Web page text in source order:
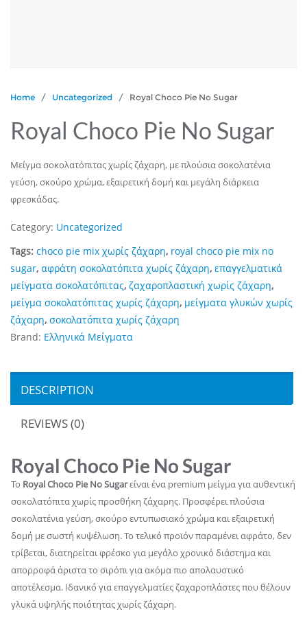
Home / Uncategorized / Royal Choco Pie No Sugar
Royal Choco Pie No Sugar
Μείγμα σοκολατόπιτας χωρίς ζάχαρη, με πλούσια σοκολατένια
γεύση, σκούρο χρώμα, εξαιρετική δομή και μεγάλη διάρκεια
φρεσκάδας.
Category: Uncategorized
Tags: choco pie mix χωρίς ζάχαρη, royal choco pie mix no
sugar, αφράτη σοκολατόπιτα χωρίς ζάχαρη, επαγγελματικά
μείγματα σοκολατόπιτας, ζαχαροπλαστική χωρίς ζάχαρη,
μείγμα σοκολατόπιτας χωρίς ζάχαρη, μείγματα γλυκών χωρίς
ζάχαρη, σοκολατόπιτα χωρίς ζάχαρη
Brand: Ελληνικά Μείγματα
DESCRIPTION
REVIEWS (0)
Royal Choco Pie No Sugar
Το Royal Choco Pie No Sugarείναι ένα premium μείγμα για αυθεντική
σοκολατόπιτα χωρίς προσθήκη ζάχαρης. Προσφέρει πλούσια
σοκολατένια γεύση, σκούρο εντυπωσιακό χρώμα και εξαιρετική
δομή με σωστή κυψέλωση. Το τελικό προϊόν παραμένει αφράτο, δεν
τρίβεται, διατηρείται φρέσκο για μεγάλο χρονικό διάστημα και
απορροφά άριστα το σιρόπι για ακόμα πιο απολαυστικό
αποτέλεσμα. Ιδανικό για επαγγελματίες ζαχαροπλάστες που θέλουν
γλυκά υψηλής ποιότητας χωρίς ζάχαρη.